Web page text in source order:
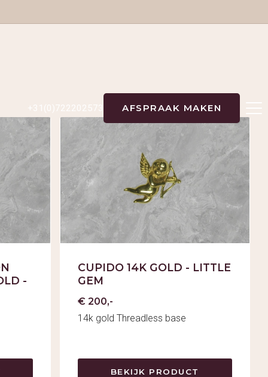
+31(0)722202573 AFSPRAAK MAKEN
-
CUPIDO 14K GOLD - LITTLE
GEM
€ 200,-
14k gold Threadless base
BEKIJK PRODUCT